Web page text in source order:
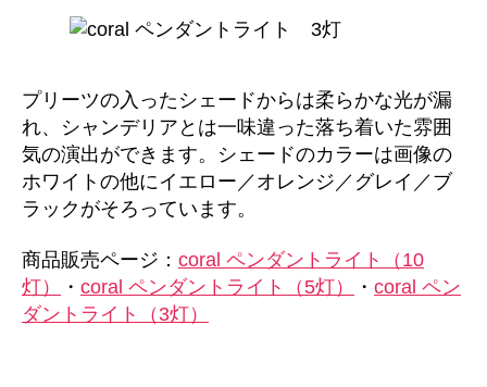
プリーツの入ったシェードからは柔らかな光が漏
れ、シャンデリアとは一味違った落ち着いた雰囲
気の演出ができます。シェードのカラーは画像の
ホワイトの他にイエロー／オレンジ／グレイ／ブ
ラックがそろっています。
商品販売ページ： coral ペンダントライト（10
灯）
・ coral ペンダントライト（5灯） ・ coral ペン
ダントライト（3灯）